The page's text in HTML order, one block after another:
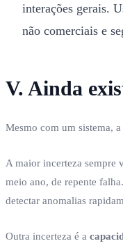
interações gerais.
não comerciais e
V. Ainda
Mesmo com um sistema,
A maior incerteza sempre
meio ano, de repente
detectar anomalias
Outra incerteza é a